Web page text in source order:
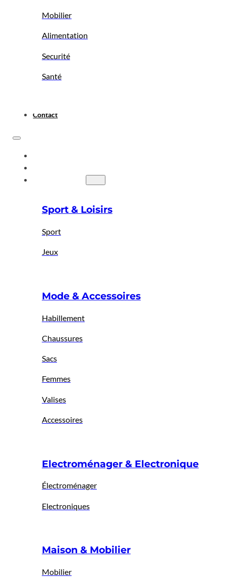
Mobilier
Alimentation
Securité
Santé
Contact
Sport & Loisirs
Sport
Jeux
Mode & Accessoires
Habillement
Chaussures
Sacs
Femmes
Valises
Accessoires
Electroménager & Electronique
Électroménager
Electroniques
Maison & Mobilier
Mobilier